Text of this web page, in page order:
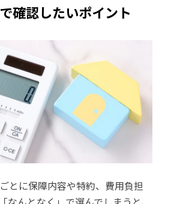
確認したいポイント
とに保障内容や特約、費用負担